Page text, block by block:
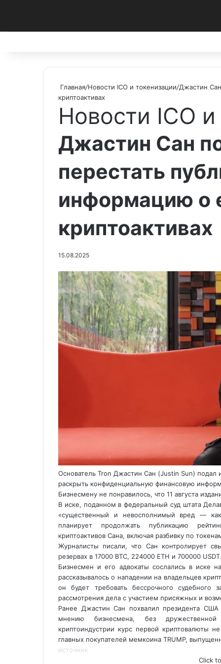
Главная/Новости ICO и токенизации/Джастин
криптоактивах
Новости ICO
Джастин Сан
перестать
информацию о
криптоактивах
15.08.2025
Основатель Tron Джастин Сан (Justin Sun) подал
раскрыть конфиденциальную финансовую
Бизнесмену не понравилось, что 11 августа
В иске, поданном в федеральный суд штата
«существенный и невосполнимый вред —
планирует продолжать публикацию
криптоактивов Сана, включая разбивку по
Журналисты писали, что Сан контролирует
резервах в 17000 BTC, 224000 ETH и 700000
Бизнесмен и его адвокаты сослались в иске
рассказывалось о нападении на владельцев
он будет требовать бессрочного
рассмотрения дела с участием присяжных и
Ранее Джастин Сан похвалил президента
мнению бизнесмена, без
криптоиндустрии курс первой криптовалюты
главных покупателей мемкоина TRUMP,
источник
Click